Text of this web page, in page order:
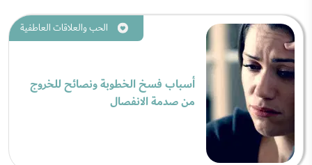
الحب والعلاقات العاطفية
أسباب فسخ الخطوبة ونصائح للخروج
من صدمة الانفصال